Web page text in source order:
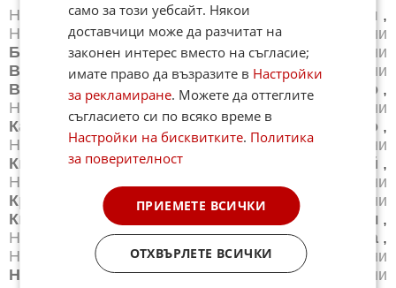
Новини Айтос ,Новини Балчик Банкя ,
Новини
Банско , Новини Благоевград
Новини
Бургас
,Новини Бяла ,Новини Варна
Новини
Велико Търново ,Новини Велинград ,
Новини
Видин
,Новини Враца ,Новини Габрово ,
Новини
Добрич Каварна
Новини
Казанлък ,Новини Калофер ,Новини Карлово ,
Новини
Карнобат ,Новини Каспичан
Новини
Китен
, Новини Кнежа Козлодуй ,
Новини
Копривщица ,Новини Котел
Новини
Кресна
, Новини Кърджали ,
Новини
Кюстендил
,Новини Новини Ловеч ,
Новини
Лом ,Новини Луковит ,Новини Мездра ,
Новини
Монтана ,Новини Несебър
Новини
Нова Загора ,Новини Нови Пазар
Новини
само за този уебсайт. Някои
доставчици може да разчитат на
законен интерес вместо на съгласие;
имате право да възразите в Настройки
за рекламиране. Можете да оттеглите
съгласието си по всяко време в
Настройки на бисквитките. Политика
за поверителност
ПРИЕМЕТЕ ВСИЧКИ
ОТХВЪРЛЕТЕ ВСИЧКИ